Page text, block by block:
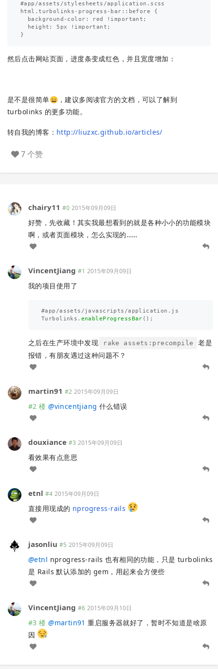
#app/assets/stylesheets/application.scss
html.turbolinks-progress-bar::before {
  background-color: red !important;
  height: 5px !important;
然后点击网站页面，进度条变成红色，并且宽度增加：
是不是很简单😄，建议多阅读官方的文档，可以了解到
turbolinks 的更多功能。
转自我的博客： http://liuzxc.github.io/articles/
7 个赞
chairy11 #0 2015年09月09日
好赞，先收藏！其实我最想看到的就是各种小小的功能模块
啊，或者页面模块，怎么实现的……
VincentJiang #1 2015年09月09日
我的项目使用了
#app /assets /javascripts /application . js
Turbolinks . enableProgressBar ();
之后在生产环境中发现 rake assets:precompile
老是
报错，有朋友遇过这种问题不？
martin91 #2 2015年09月09日
#2 楼 @vincentjiang 什么错误
douxiance #3 2015年09月09日
看效果有点意思
etnl #4 2015年09月09日
直接用现成的 nprogress-rails
jasonliu #5 2015年09月09日
@etnl nprogress-rails 也有相同的功能，只是 turbolinks
是 Rails 默认添加的 gem，用起来会方便些
VincentJiang #6 2015年09月10日
#3 楼 @martin91 重启服务器就好了，暂时不知道是啥原
因